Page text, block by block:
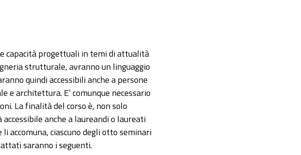
capacità progettuali in temi di attualità
strutturale, avranno un linguaggio
quindi accessibili anche a persone
e architettura. E’ comunque necessario
La finalità del corso è, non solo
anche a laureandi o laureati
accomuna, ciascuno degli otto seminari
saranno i seguenti.